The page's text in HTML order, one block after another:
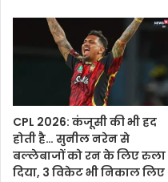
CPL 2026: कंजूसी की भी हद
होती है… सुनील नरेन से
बल्लेबाजों को रन के लिए रुला
दिया, 3 विकेट भी निकाल लिए